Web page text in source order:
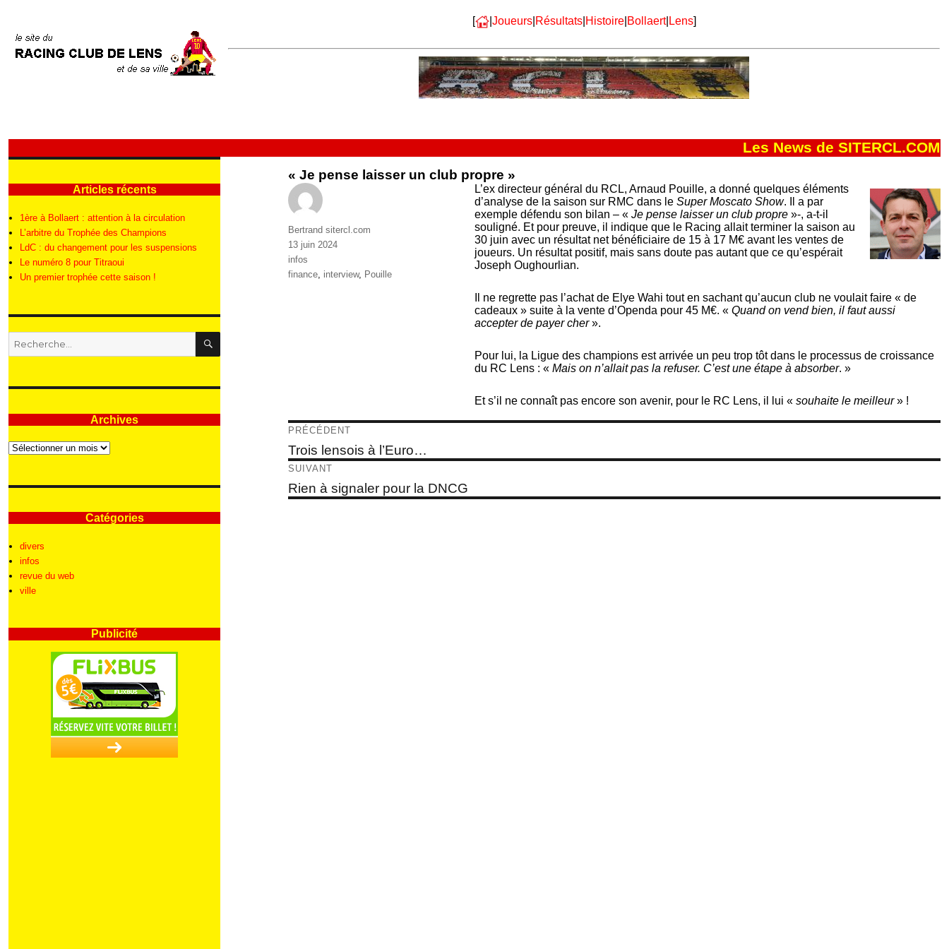
[ | Joueurs| Résultats| Histoire| Bollaert| Lens]
Les News de SITERCL.COM
« Je pense laisser un club propre »
L’ex directeur général du RCL, Arnaud Pouille, a donné quelques éléments
d’analyse de la saison sur RMC dans le Super Moscato Show. Il a par
exemple défendu son bilan – « Je pense laisser un club propre »-, a-t-il
souligné. Et pour preuve, il indique que le Racing allait terminer la saison au
30 juin avec un résultat net bénéficiaire de 15 à 17 M€ avant les ventes de
joueurs. Un résultat positif, mais sans doute pas autant que ce qu’espérait
Joseph Oughourlian.
Il ne regrette pas l’achat de Elye Wahi tout en sachant qu’aucun club ne voulait faire « de
cadeaux » suite à la vente d’Openda pour 45 M€. « Quand on vend bien, il faut aussi
accepter de payer cher ».
Pour lui, la Ligue des champions est arrivée un peu trop tôt dans le processus de croissance
du RC Lens : « Mais on n’allait pas la refuser. C’est une étape à absorber. »
Et s’il ne connaît pas encore son avenir, pour le RC Lens, il lui « souhaite le meilleur» !
Auteur
Bertrand sitercl.com
Publié
le
13 juin 2024
Catégories
infos
Étiquettes
finance, interview, Pouille
Navigation
de
l’article
PRÉCÉDENT
Article
précédent :
Trois lensois à l’Euro…
SUIVANT
Article
suivant :
Rien à signaler pour la DNCG
Articles récents
1ère à Bollaert : attention à la circulation
L’arbitre du Trophée des Champions
LdC : du changement pour les suspensions
Le numéro 8 pour Titraoui
Un premier trophée cette saison !
Recherche
pour
RECHERCHE
Archives
Archives
Catégories
divers
infos
revue du web
ville